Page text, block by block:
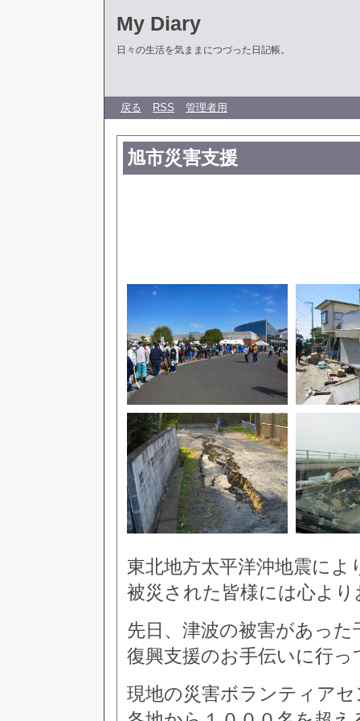
My Diary
日々の生活を気ままにつづった日記帳。
戻る RSS 管理者用
旭市災害支援
東北地方太平洋沖地震によ
被災された皆様には心よ
先日、津波の被害があった
復興支援のお手伝いに行
現地の災害ボランティア